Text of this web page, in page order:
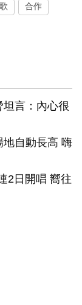
合作
言：內心很
地自動長高 嗨
2日開唱 嚮往